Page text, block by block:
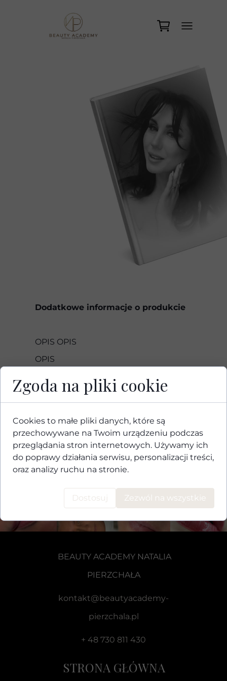
Dodatkowe informacje o produkcie
OPIS OPIS
OPIS
OPIS
@nataliapierzchala_trenerpmu
STRONA GŁÓWNA
BEAUTY ACADEMY NATALIA
PIERZCHAŁA
kontakt@beautyacademy-
pierzchala.pl
+ 48 730 811 430
Zgoda na pliki cookie
Cookies to małe pliki danych, które są
przechowywane na Twoim urządzeniu podczas
przeglądania stron internetowych. Używamy ich
do poprawy działania serwisu, personalizacji treści,
oraz analizy ruchu na stronie.
Dostosuj Zezwól na wszystkie